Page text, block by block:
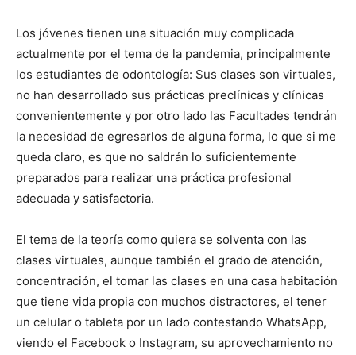
Los jóvenes tienen una situación muy complicada
actualmente por el tema de la pandemia, principalmente
los estudiantes de odontología: Sus clases son virtuales,
no han desarrollado sus prácticas preclínicas y clínicas
convenientemente y por otro lado las Facultades tendrán
la necesidad de egresarlos de alguna forma, lo que si me
queda claro, es que no saldrán lo suficientemente
preparados para realizar una práctica profesional
adecuada y satisfactoria.
El tema de la teoría como quiera se solventa con las
clases virtuales, aunque también el grado de atención,
concentración, el tomar las clases en una casa habitación
que tiene vida propia con muchos distractores, el tener
un celular o tableta por un lado contestando WhatsApp,
viendo el Facebook o Instagram, su aprovechamiento no